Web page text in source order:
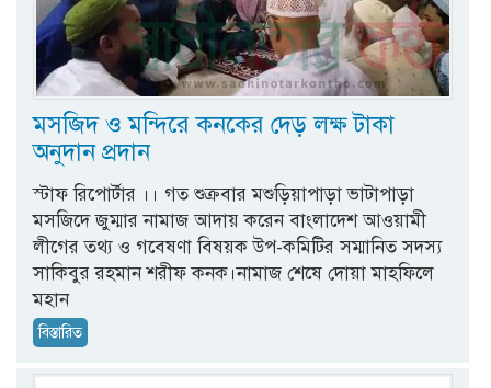
মসজিদ ও মন্দিরে কনকের দেড় লক্ষ টাকা
অনুদান প্রদান
স্টাফ রিপোর্টার ।। গত শুক্রবার মশুড়িয়াপাড়া ভাটাপাড়া
মসজিদে জুম্মার নামাজ আদায় করেন বাংলাদেশ আওয়ামী
লীগের তথ্য ও গবেষণা বিষয়ক উপ-কমিটির সম্মানিত সদস্য
সাকিবুর রহমান শরীফ কনক।নামাজ শেষে দোয়া মাহফিলে
মহান
বিস্তারিত